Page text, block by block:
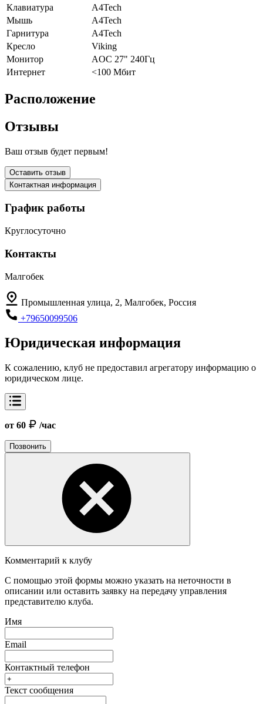
Клавиатура
A4Tech
Мышь
A4Tech
Гарнитура
A4Tech
Кресло
Viking
Монитор
AOC 27" 240Гц
Интернет
<100 Мбит
Расположение
Отзывы
Ваш отзыв будет первым!
Оставить отзыв
Контактная информация
График работы
Круглосуточно
Контакты
Малгобек
Промышленная улица, 2, Малгобек, Россия
+79650099506
Юридическая информация
К сожалению, клуб не предоставил агрегатору информацию о
юридическом лице.
от 60 /час
Позвонить
Комментарий к клубу
С помощью этой формы можно указать на неточности в
описании или оставить заявку на передачу управления
представителю клуба.
Имя
Email
Контактный телефон
Текст сообщения